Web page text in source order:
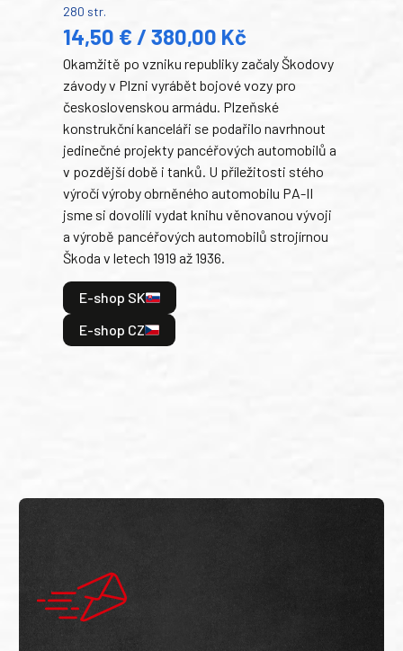
280 str.
14,50 € / 380,00 Kč
Okamžitě po vzniku republiky začaly Škodovy
závody v Plzni vyrábět bojové vozy pro
československou armádu. Plzeňské
konstrukční kanceláři se podařilo navrhnout
jedinečné projekty pancéřových automobilů a
v pozdější době i tanků. U příležitosti stého
výročí výroby obrněného automobilu PA-II
jsme si dovolili vydat knihu věnovanou vývoji
a výrobě pancéřových automobilů strojírnou
Škoda v letech 1919 až 1936.
E-shop SK
E-shop CZ